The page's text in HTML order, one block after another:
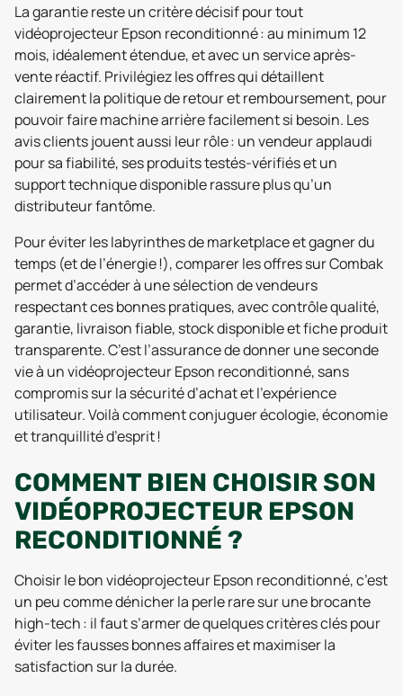
La garantie reste un critère décisif pour tout
vidéoprojecteur Epson reconditionné : au minimum 12
mois, idéalement étendue, et avec un service après-
vente réactif. Privilégiez les offres qui détaillent
clairement la politique de retour et remboursement, pour
pouvoir faire machine arrière facilement si besoin. Les
avis clients jouent aussi leur rôle : un vendeur applaudi
pour sa fiabilité, ses produits testés-vérifiés et un
support technique disponible rassure plus qu’un
distributeur fantôme.
Pour éviter les labyrinthes de marketplace et gagner du
temps (et de l’énergie !), comparer les offres sur Combak
permet d’accéder à une sélection de vendeurs
respectant ces bonnes pratiques, avec contrôle qualité,
garantie, livraison fiable, stock disponible et fiche produit
transparente. C’est l’assurance de donner une seconde
vie à un vidéoprojecteur Epson reconditionné, sans
compromis sur la sécurité d’achat et l’expérience
utilisateur. Voilà comment conjuguer écologie, économie
et tranquillité d’esprit !
COMMENT BIEN CHOISIR SON
VIDÉOPROJECTEUR EPSON
RECONDITIONNÉ ?
Choisir le bon vidéoprojecteur Epson reconditionné, c’est
un peu comme dénicher la perle rare sur une brocante
high-tech : il faut s’armer de quelques critères clés pour
éviter les fausses bonnes affaires et maximiser la
satisfaction sur la durée.